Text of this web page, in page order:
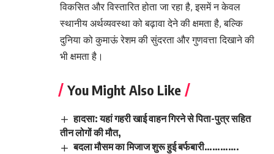
विकसित और विस्तारित होता जा रहा है, इसमें न केवल
स्थानीय अर्थव्यवस्था को बढ़ावा देने की क्षमता है, बल्कि
दुनिया को कुमाऊं रेशम की सुंदरता और गुणवत्ता दिखाने की
भी क्षमता है।
You Might Also Like
हादसा: यहां गहरी खाई वाहन गिरने से पिता-पुत्र सहित
तीन लोगों की मौत,
बदला मौसम का मिजाज शुरू हुई बर्फबारी………….